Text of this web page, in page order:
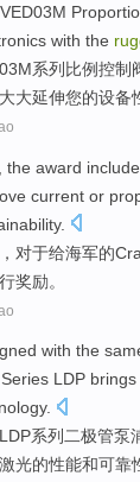
VED03M
with the
系列 比例控制
大大延伸您的设备
the award
current or
，对于给海军的
奖励。
with the
Series LDP brings
.
LDP系列二极管泵
激光的性能和可靠